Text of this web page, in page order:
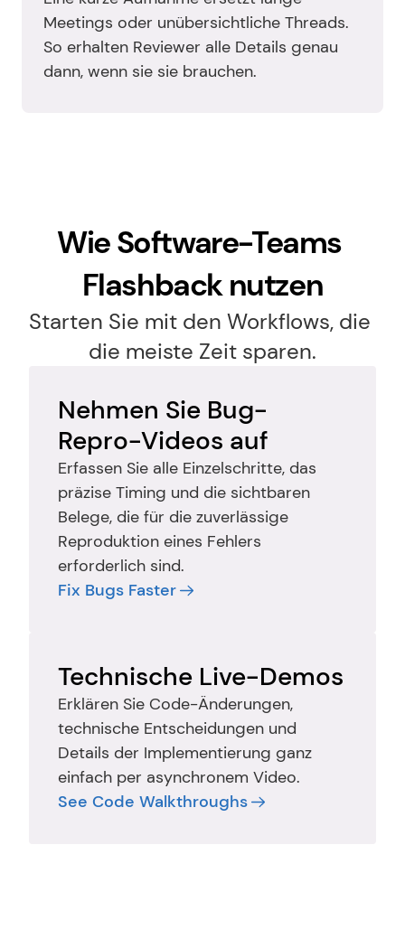
Meetings oder unübersichtliche Threads.
So erhalten Reviewer alle Details genau
dann, wenn sie sie brauchen.
Wie Software-Teams
Flashback nutzen
Starten Sie mit den Workflows, die
die meiste Zeit sparen.
Nehmen Sie Bug-
Repro-Videos auf
Erfassen Sie alle Einzelschritte, das
präzise Timing und die sichtbaren
Belege, die für die zuverlässige
Reproduktion eines Fehlers
erforderlich sind.
Fix Bugs Faster
Technische Live-Demos
Erklären Sie Code-Änderungen,
technische Entscheidungen und
Details der Implementierung ganz
einfach per asynchronem Video.
See Code Walkthroughs